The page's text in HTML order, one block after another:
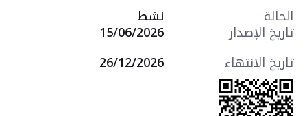
- أرضيات سيراميك
- ديكورات جبسية
- تكييف مركزي (سبليت)
- تكييف سبليت
- مصعد كهربائي
- كاميرات مراقبة
الحالة
نشط
تاريخ الإصدار
15/06/2026
تاريخ الانتهاء
26/12/2026